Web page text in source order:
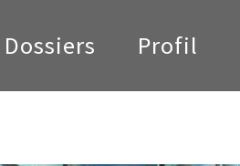
Dossiers Profil